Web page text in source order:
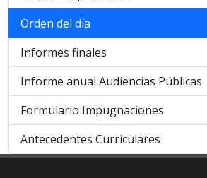
Orden del día
Informes finales
Informe anual Audiencias Públicas
Formulario Impugnaciones
Antecedentes Curriculares